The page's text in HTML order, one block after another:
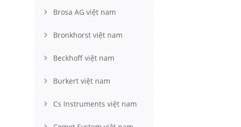
Brosa AG việt nam
Bronkhorst việt nam
Beckhoff việt nam
Burkert việt nam
Cs Instruments việt nam